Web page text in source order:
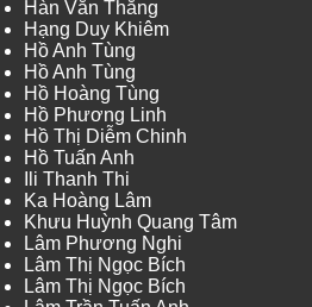
Hàn Văn Thắng
Hạng Duy Khiêm
Hồ Anh Tùng
Hồ Anh Tùng
Hồ Hoàng Tùng
Hồ Phương Linh
Hồ Thị Diễm Chinh
Hồ Tuấn Anh
Ili Thanh Thi
Ka Hoàng Lâm
Khưu Huỳnh Quang Tâm
Lâm Phương Nghi
Lâm Thị Ngọc Bích
Lâm Thị Ngọc Bích